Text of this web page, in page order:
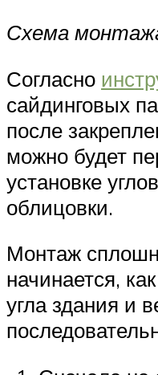
Схема
Согласно
сайдинговых
после
можно будет
установке
облицовки.
Монтаж
начинается,
угла здания и